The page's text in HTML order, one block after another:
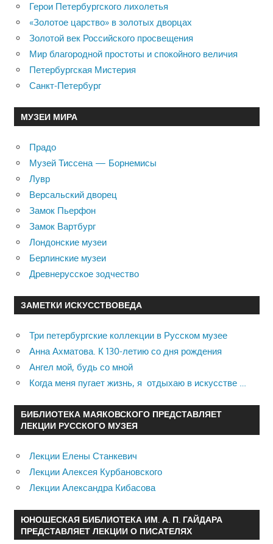
Герои Петербургского лихолетья
«Золотое царство» в золотых дворцах
Золотой век Российского просвещения
Мир благородной простоты и спокойного величия
Петербургская Мистерия
Санкт-Петербург
МУЗЕИ МИРА
Прадо
Музей Тиссена — Борнемисы
Лувр
Версальский дворец
Замок Пьерфон
Замок Вартбург
Лондонские музеи
Берлинские музеи
Древнерусское зодчество
ЗАМЕТКИ ИСКУССТВОВЕДА
Три петербургские коллекции в Русском музее
Анна Ахматова. К 130-летию со дня рождения
Ангел мой, будь со мной
Когда меня пугает жизнь, я отдыхаю в искусстве …
БИБЛИОТЕКА МАЯКОВСКОГО ПРЕДСТАВЛЯЕТ
ЛЕКЦИИ РУССКОГО МУЗЕЯ
Лекции Елены Станкевич
Лекции Алексея Курбановского
Лекции Александра Кибасова
ЮНОШЕСКАЯ БИБЛИОТЕКА ИМ. А. П. ГАЙДАРА
ПРЕДСТАВЛЯЕТ ЛЕКЦИИ О ПИСАТЕЛЯХ